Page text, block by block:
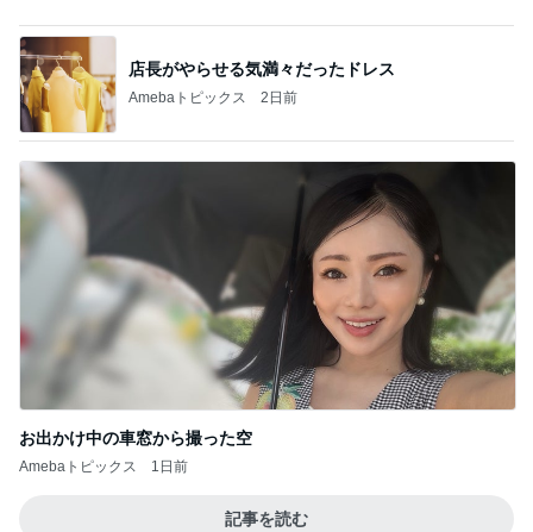
店長がやらせる気満々だったドレス
Amebaトピックス 2日前
お出かけ中の車窓から撮った空
Amebaトピックス 1日前
記事を読む